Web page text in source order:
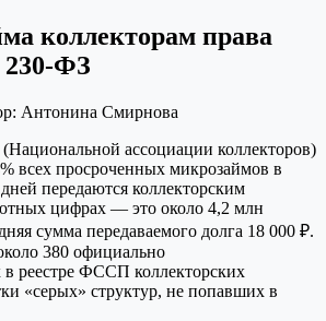
коллекторам права
230-ФЗ
Антонина Смирнова
ассоциации коллекторов)
всех просроченных микрозаймов в
передаются коллекторским
цифрах — это около 4,2 млн
сумма передаваемого долга 18 000 ₽.
380 официально
в реестре ФССП коллекторских
«серых» структур, не попавших в